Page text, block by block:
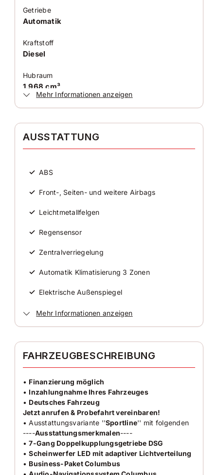
Getriebe
Automatik
Kraftstoff
Diesel
Hubraum
1.968 cm³
Antriebsart
Zylinder
4
Karosserieform
HISTORIE
74.530 km
2024-02
Zustand
Farbe
Schwarz
Schwarz-Magic
AUSSTATTUNG
Anzahl der Türen
4/5
Mehr Informationen anzeigen
AUSSTATTUNG
✓ ABS
✓ Front-, Seiten- und weitere Airbags
✓ Leichtmetallfelgen
✓ Regensensor
✓ Zentralverriegelung
✓ Automatik Klimatisierung 3 Zonen
✓ Elektrische Außenspiegel
✓ Elektrische Fensterheber
✓ Freisprecheinrichtung
✓ Isofix
✓ Multifunktionslenkrad
✓ LED-Scheinwerfer
✓ Servolenkung
✓ Traktionskontrolle
Mehr Informationen anzeigen
FAHRZEUGBESCHREIBUNG
• Finanzierung möglich
• Inzahlungnahme Ihres Fahrzeuges
• Deutsches Fahrzeug
Jetzt anrufen & Probefahrt vereinbaren!
• Ausstattungsvariante ''Sportline'' mit folgenden
----Ausstattungsmerkmalen----
•7-Gang Doppelkupplungsgetriebe DSG
•Scheinwerfer LED mit adaptiver Lichtverteilung
• Business-Paket Columbus